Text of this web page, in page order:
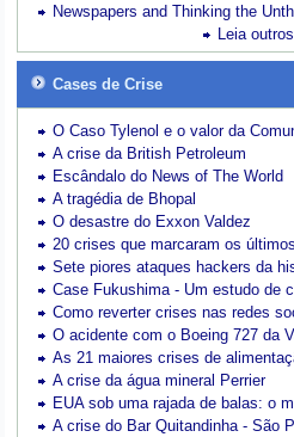
Newspapers and Thinking the
Leia
Cases de Crise
O Caso Tylenol e o valor da
A crise da British Petroleum
Escândalo do News of The World
A tragédia de Bhopal
O desastre do Exxon Valdez
20 crises que marcaram os
Sete piores ataques hackers da
Case Fukushima - Um estudo de
Como reverter crises nas redes
O acidente com o Boeing 727 da
As 21 maiores crises de
A crise da água mineral Perrier
EUA sob uma rajada de balas: o
A crise do Bar Quitandinha - São